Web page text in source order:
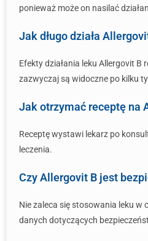
ponieważ może on nasilać
Jak długo działa
Efekty działania leku Allergovit B
zazwyczaj są widoczne po kilku
Jak otrzymać receptę na
Receptę wystawi lekarz po
leczenia.
Czy Allergovit B jest
Nie zaleca się stosowania leku w
danych dotyczących